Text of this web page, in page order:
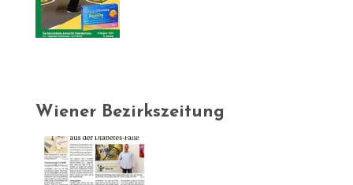
Wiener Bezirkszeitung